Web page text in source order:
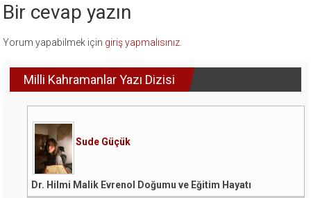
Bir cevap yazın
Yorum yapabilmek için giriş yapmalısınız
Milli Kahramanlar Yazı Dizisi
Sude Güçük
Dr. Hilmi Malik Evrenol Doğumu ve Eğitim Hayatı